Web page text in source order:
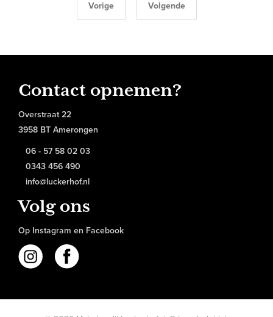
Vorige Volgende
Contact opnemen?
Overstraat 22
3958 BT Amerongen
06 - 57 58 02 03
0343 456 490
info@luckerhof.nl
Volg ons
Op Instagram en Facebook